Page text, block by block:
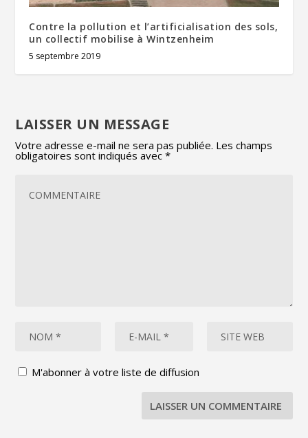
Contre la pollution et l’artificialisation des sols,
un collectif mobilise à Wintzenheim
5 septembre 2019
LAISSER UN MESSAGE
Votre adresse e-mail ne sera pas publiée. Les champs
obligatoires sont indiqués avec*
M'abonner à votre liste de diffusion